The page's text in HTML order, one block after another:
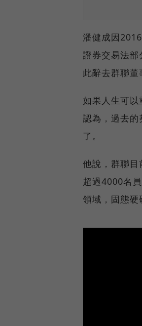
潘健成因
證券交易法
此辭去群聯董
如果人生可
認為，過去
了。
他說，群聯
超過4000名
領域，固態硬